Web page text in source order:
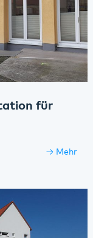
für
Mehr